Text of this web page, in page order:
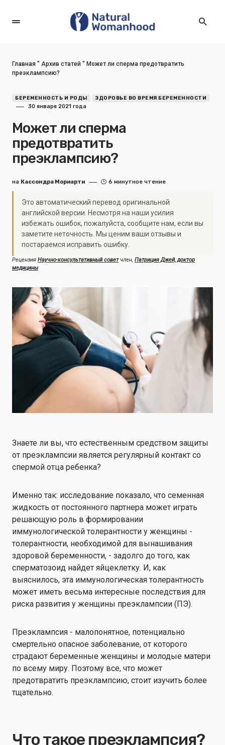
Главная " Архив статей " Может ли сперма предотвратить
преэклампсию?
БЕРЕМЕННОСТЬ И РОДЫ ЗДОРОВЬЕ ВО ВРЕМЯ БЕРЕМЕННОСТИ
30 января 2021 года
Может ли сперма
предотвратить
преэклампсию?
на Кассондра Мориарти 6 минутное чтение
Это автоматический перевод оригинальной
английской версии. Несмотря на наши усилия
избежать ошибок, пожалуйста, сообщите нам, если вы
заметите неточность. Мы ценим ваши отзывы и
постараемся исправить ошибку.
Рецензия Научно-консультативный советчлен, Патриция Джей, доктор
медицины
Знаете ли вы, что естественным средством защиты
от преэклампсии является регулярный контакт со
спермой отца ребенка?
Именно так: исследование показало, что семенная
жидкость от постоянного партнера может играть
решающую роль в формировании
иммунологической толерантности у женщины -
толерантности, необходимой для вынашивания
здоровой беременности, - задолго до того, как
сперматозоид найдет яйцеклетку. И, как
выяснилось, эта иммунологическая толерантность
может иметь весьма интересные последствия для
риска развития у женщины преэклампсии (ПЭ).
Преэклампсия - малопонятное, потенциально
смертельно опасное заболевание, от которого
страдают беременные женщины и молодые матери
по всему миру. Поэтому все, что может
предотвратить преэклампсию, стоит изучить более
тщательно.
Что такое преэклампсия?